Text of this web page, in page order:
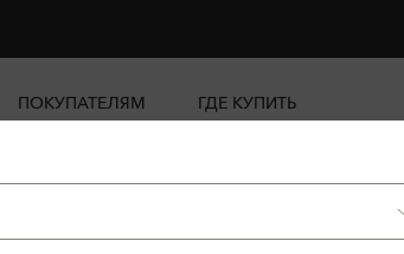
ПОКУПАТЕЛЯМ ГДЕ КУПИТЬ